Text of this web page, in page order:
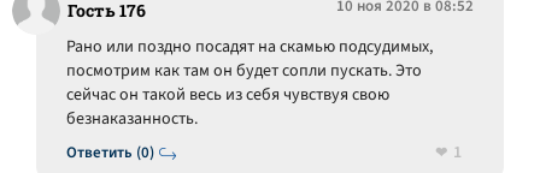
Гость 176 10 ноя 2020 в 08:52
Ответить (0)
Рано или поздно посадят на скамью подсудимых,
посмотрим как там он будет сопли пускать. Это
сейчас он такой весь из себя чувствуя свою
безнаказанность.
1